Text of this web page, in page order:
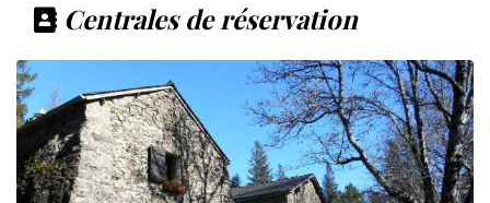
Centrales de réservation